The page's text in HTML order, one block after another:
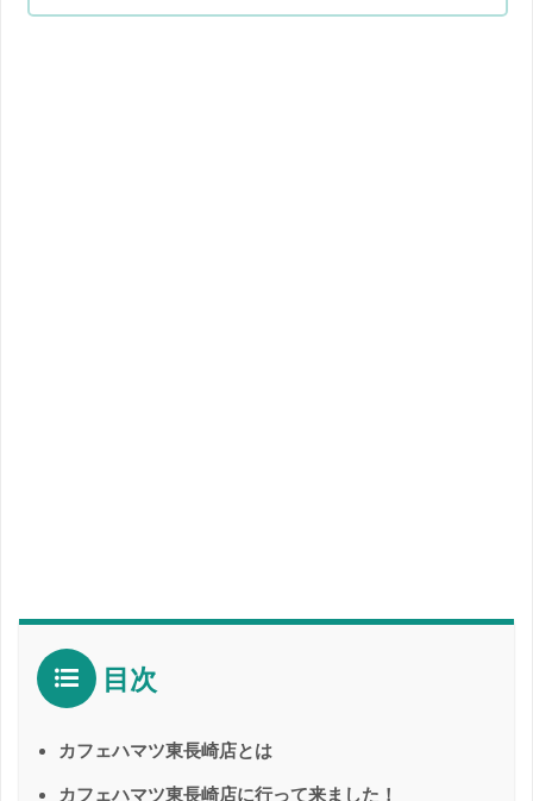
目次
カフェハマツ東長崎店とは
カフェハマツ東長崎店に行って来ました！